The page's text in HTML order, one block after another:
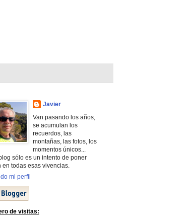
Javier
Van pasando los años,
se acumulan los
recuerdos, las
montañas, las fotos, los
momentos únicos...
sólo es un intento de poner
en todas esas vivencias.
mi perfil
de visitas: